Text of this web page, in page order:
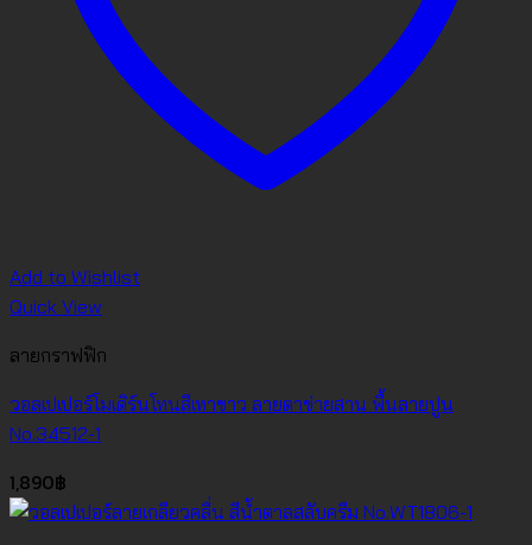
Add to Wishlist
Quick View
ลายกราฟฟิก
วอลเปเปอร์โมเดิร์นโทนสีเทาขาว ลายตาข่ายสาน พื้นลายปูน
No.34512-1
1,890฿